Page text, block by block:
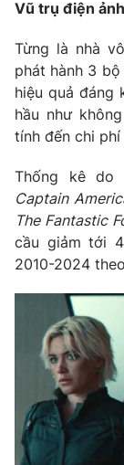
Photo
Video
VTV Money
VTV Sức khoẻ
Thị trường
VTV4
VTV9
Liên hệ tòa
Vũ trụ điện
Từng là nhà
phát hành 3
hiệu quả đáng
hầu như
tính đến chi
Thống kê do
Captain
The Fantastic
cầu giảm tới
2010-2024